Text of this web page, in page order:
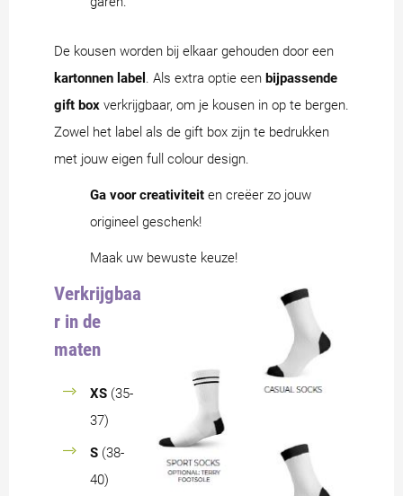
De kousen worden bij elkaar gehouden door een
kartonnen label
. Als extra optie een bijpassende
gift box verkrijgbaar, om je kousen in op te bergen.
Zowel het label als de gift box zijn te bedrukken
met jouw eigen full colour design.
Ga voor creativiteit en creëer zo jouw
origineel geschenk!
Maak uw bewuste keuze!
Verkrijgbaa
r in de
maten
XS (35-
37)
S (38-
40)